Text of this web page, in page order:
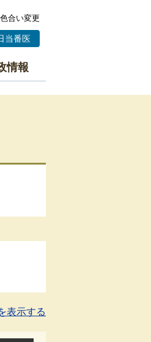
合い変更
当番医
情報
表示する